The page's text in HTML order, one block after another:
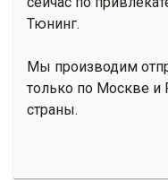
Тюнинг.
Мы производим
только по Москве и
страны.